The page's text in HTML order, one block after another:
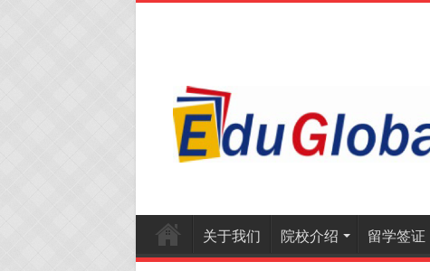
关于我们 院校介绍 留学签证